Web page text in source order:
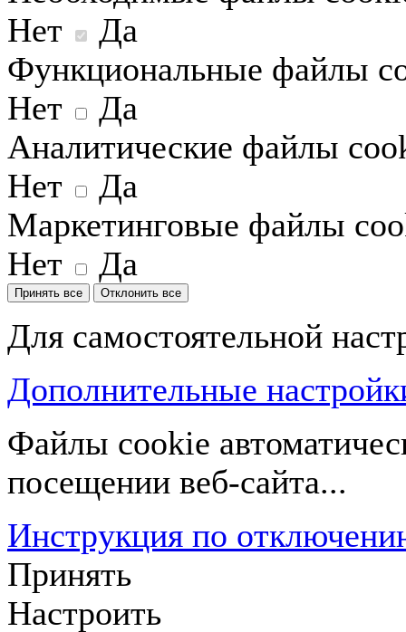
Нет
Да
Функциональные файлы
Нет
Да
Аналитические файлы
Нет
Да
Маркетинговые файлы
Нет
Да
Принять все Отклонить все
Для самостоятельной
Дополнительные
Файлы cookie
посещении веб-сайта...
Инструкция по
Принять
Настроить